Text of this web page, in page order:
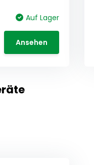
Auf Lager
Ansehen